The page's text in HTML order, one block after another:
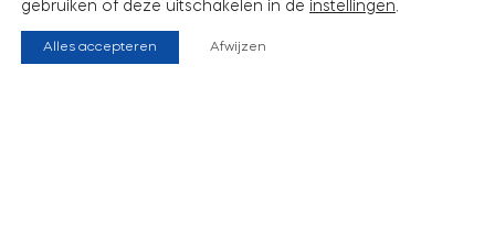
gebruiken of deze uitschakelen in de instellingen.
Alles accepteren Afwijzen